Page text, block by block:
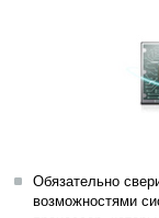
Обязательно
возможностями